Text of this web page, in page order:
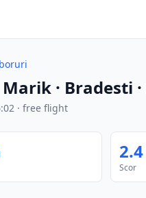
Marik · Bradesti ·
· free flight
2.4
Scor